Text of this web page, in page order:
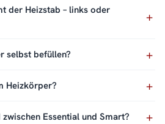
der Heizstab – links oder
selbst befüllen?
Heizkörper?
Essential und Smart?